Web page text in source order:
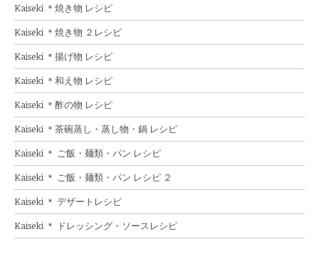
Kaiseki ＊焼き物 レシピ
Kaiseki ＊焼き物 ２レシピ
Kaiseki ＊揚げ物 レシピ
Kaiseki ＊和え物 レシピ
Kaiseki ＊酢の物 レシピ
Kaiseki ＊茶碗蒸し・蒸し物・鍋 レシピ
Kaiseki ＊ ご飯・麺類・パン レシピ
Kaiseki ＊ ご飯・麺類・パン レシピ ２
Kaiseki ＊ デザートレシピ
Kaiseki ＊ ドレッシング・ソースレシピ